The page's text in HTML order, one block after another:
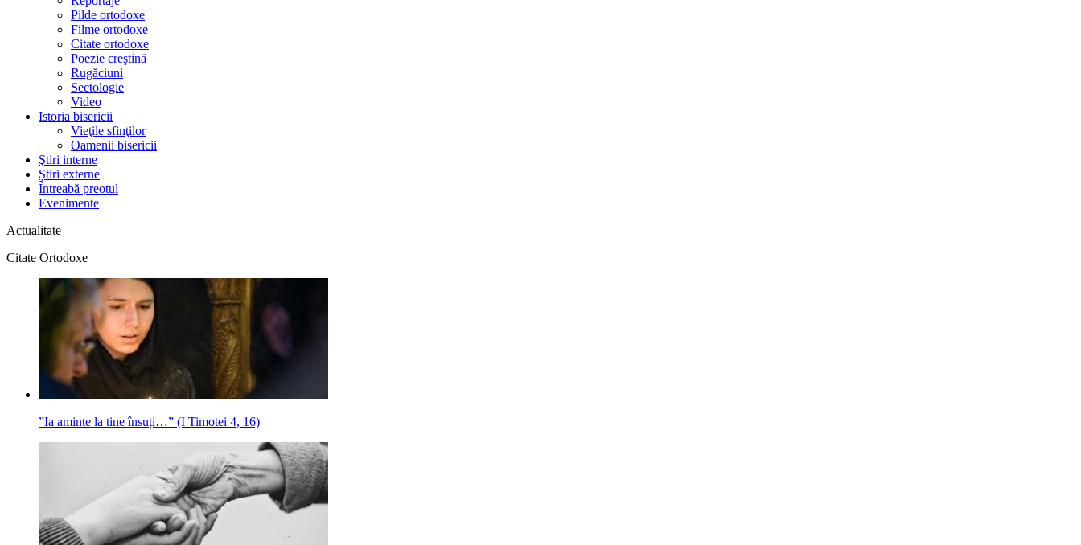
Pilde ortodoxe
Filme ortodoxe
Citate ortodoxe
Poezie creştină
Rugăciuni
Sectologie
Video
Istoria bisericii
Vieţile sfinţilor
Oamenii bisericii
Ştiri interne
Știri externe
Întreabă preotul
Evenimente
Actualitate
Citate Ortodoxe
”Ia aminte la tine însuți…” (I Timotei 4, 16)